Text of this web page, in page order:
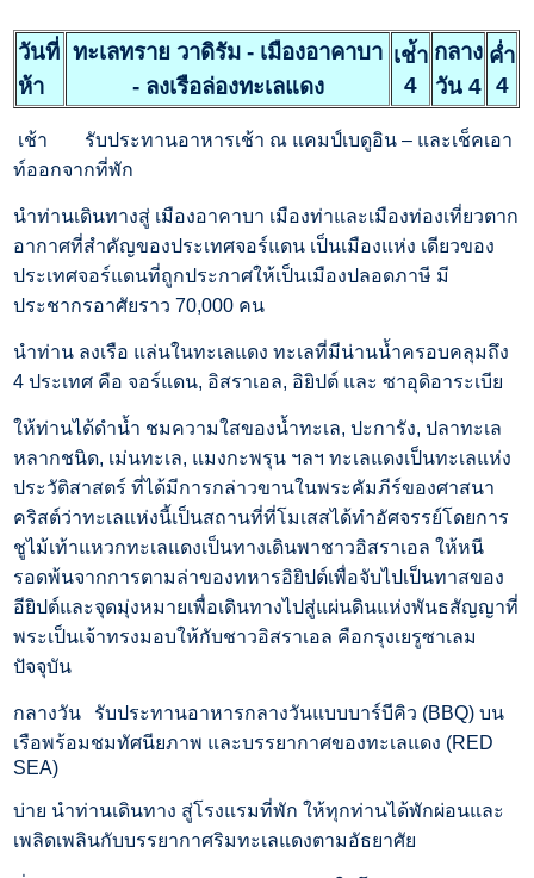
วันที่
ห้า
ทะเลทราย วาดิรัม - เมืองอาคาบา
- ลงเรือล่องทะเลแดง
เช่้า
4
กลาง
วัน 4
ค่ำ
4
เช้า
รับประทานอาหารเช้า ณ แคมป์เบดูอิน – และเช็คเอา
ท์ออกจากที่พัก
นำท่านเดินทางสู่ เมืองอาคาบา เมืองท่าและเมืองท่องเที่ยวตาก
อากาศที่สำคัญของประเทศจอร์แดน เป็นเมืองแห่ง เดียวของ
ประเทศจอร์แดนที่ถูกประกาศให้เป็นเมืองปลอดภาษี มี
ประชากรอาศัยราว 70,000 คน
นำท่าน ลงเรือ แล่นในทะเลแดง ทะเลที่มีน่านน้ำครอบคลุมถึง
4 ประเทศ คือ จอร์แดน, อิสราเอล, อิยิปต์ และ ซาอุดิอาระเบีย
ให้ท่านได้ดำน้ำ ชมความใสของน้ำทะเล, ปะการัง, ปลาทะเล
หลากชนิด, เม่นทะเล, แมงกะพรุน ฯลฯ ทะเลแดงเป็นทะเลแห่ง
ประวัติสาสตร์ ที่ได้มีการกล่าวขานในพระคัมภีร์ของศาสนา
คริสต์ว่าทะเลแห่งนี้เป็นสถานที่ที่โมเสสได้ทำอัศจรรย์โดยการ
ชูไม้เท้าแหวกทะเลแดงเป็นทางเดินพาชาวอิสราเอล ให้หนี
รอดพ้นจากการตามล่าของทหารอิยิปต์เพื่อจับไปเป็นทาสของ
อียิปต์และจุดมุ่งหมายเพื่อเดินทางไปสู่แผ่นดินแห่งพันธสัญญาที่
พระเป็นเจ้าทรงมอบให้กับชาวอิสราเอล คือกรุงเยรูซาเลม
ปัจจุบัน
กลางวัน
รับประทานอาหารกลางวันแบบบาร์บีคิว (BBQ) บน
เรือพร้อมชมทัศนียภาพ และบรรยากาศของทะเลแดง (RED
SEA)
บ่าย นำท่านเดินทาง สู่โรงแรมที่พัก ให้ทุกท่านได้พักผ่อนและ
เพลิดเพลินกับบรรยากาศริมทะเลแดงตามอัธยาศัย